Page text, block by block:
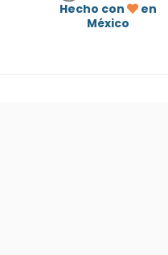
Hecho con
en
México